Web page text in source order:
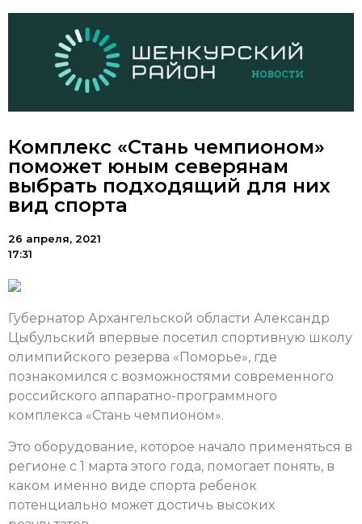
Комплекс «Стань чемпионом»
поможет юным северянам
выбрать подходящий для них
вид спорта
26 апреля, 2021
17:31
Губернатор Архангельской области Александр
Цыбульский впервые посетил спортивную школу
олимпийского резерва «Поморье», где
познакомился с возможностями современного
российского аппаратно-программного
комплекса «Стань чемпионом».
Это оборудование, которое начало применяться в
регионе с 1 марта этого года, помогает понять, в
каком именно виде спорта ребенок
потенциально может достичь высоких